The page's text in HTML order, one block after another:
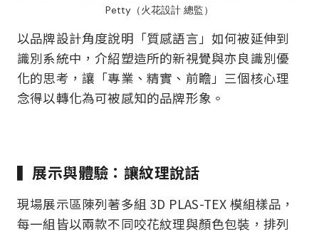
Petty（火花設計 總監）
以品牌設計角度說明「質感語言」如何被延伸到
識別系統中，介紹塑造所的新視覺與亦良識別優
化的思考，讓「專業、精實、前瞻」三個核心理
念得以轉化為可被感知的品牌形象。
▍展示與體驗：讓紋理說話
現場展示區陳列著多組 3D PLAS-TEX 模組樣品，
每一組皆以兩款不同咬花紋理與顏色包裝，排列